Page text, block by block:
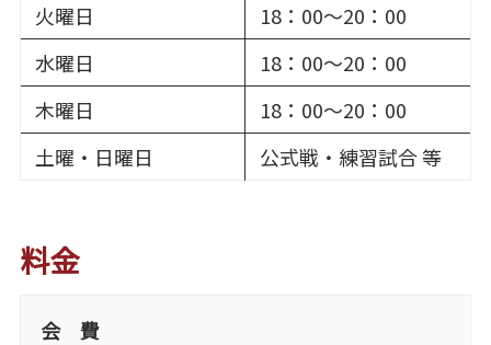
火曜日
18：00～20：00
水曜日
18：00～20：00
木曜日
18：00～20：00
土曜・日曜日
公式戦・練習試合 等
料金
会 費